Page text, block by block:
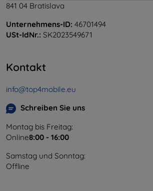
841 04 Bratislava
Unternehmens-ID: 46701494
USt-IdNr.: SK2023549671
Kontakt
info@top4mobile.eu
Schreiben Sie uns
Montag bis Freitag:
Online8:00 - 16:00
Samstag und Sonntag:
Offline